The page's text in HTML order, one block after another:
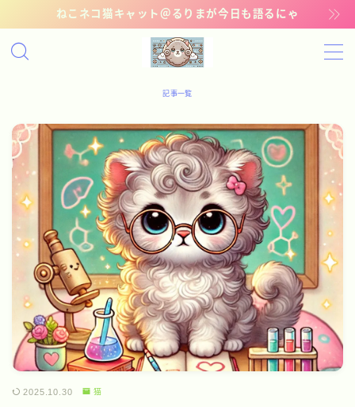
ねこネコ猫キャット＠るりまが今日も語るにゃ
MENU
管理猫ギャラリー
お問い合わせ
記事一覧
2025.10.30 猫